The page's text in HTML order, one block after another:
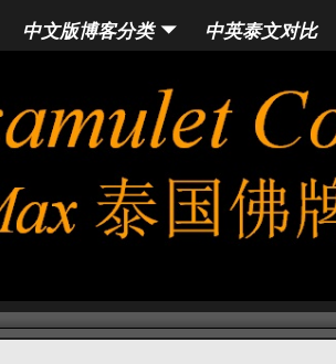
中文版博客分类 中英泰文对比